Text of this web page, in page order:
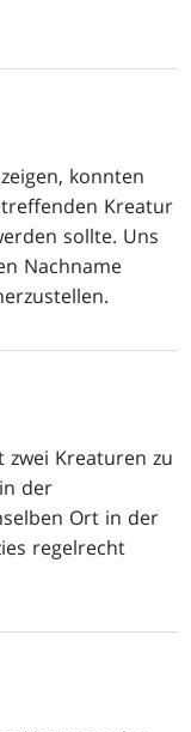
konnten
Kreatur
sollte. Uns
Nachname
zwei Kreaturen zu
der
Ort in der
regelrecht